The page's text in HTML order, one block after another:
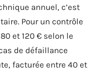
annuel, c’est
Pour un contrôle
et 120 € selon le
de défaillance
facturée entre 40 et